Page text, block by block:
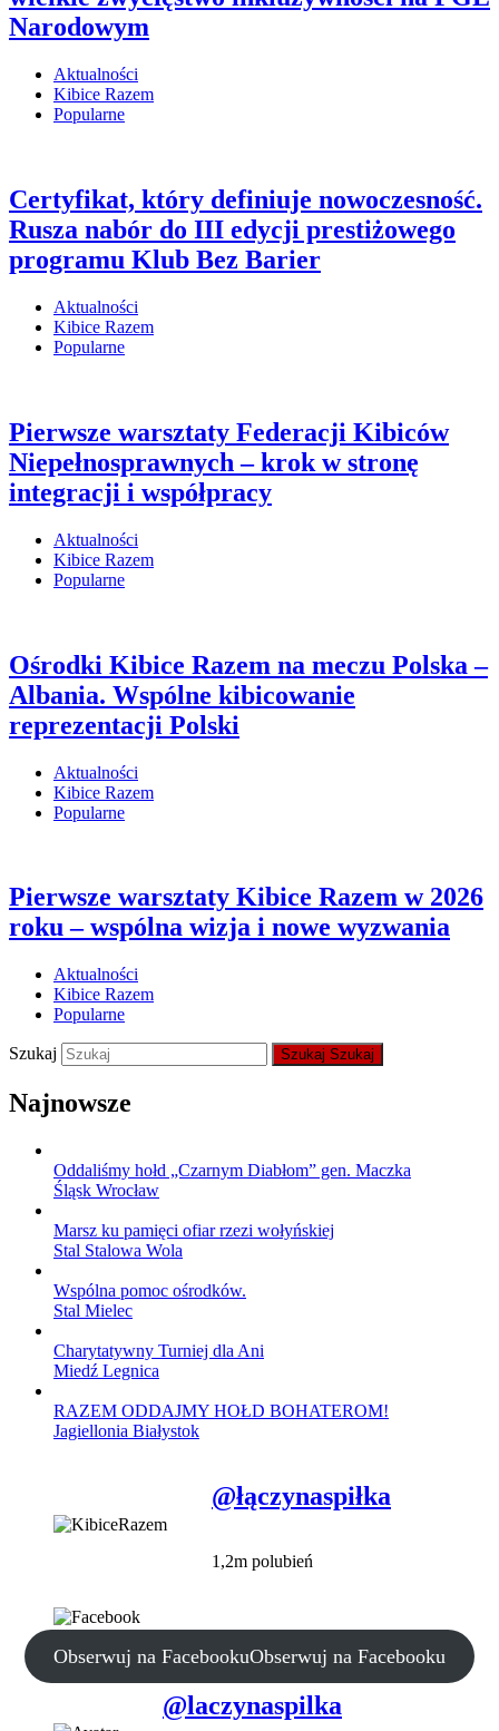
Narodowym
Aktualności
Kibice Razem
Popularne
Certyfikat, który definiuje nowoczesność.
Rusza nabór do III edycji prestiżowego
programu Klub Bez Barier
Aktualności
Kibice Razem
Popularne
Pierwsze warsztaty Federacji Kibiców
Niepełnosprawnych – krok w stronę
integracji i współpracy
Aktualności
Kibice Razem
Popularne
Ośrodki Kibice Razem na meczu Polska –
Albania. Wspólne kibicowanie
reprezentacji Polski
Aktualności
Kibice Razem
Popularne
Pierwsze warsztaty Kibice Razem w 2026
roku – wspólna wizja i nowe wyzwania
Aktualności
Kibice Razem
Popularne
Szukaj Szukaj Szukaj
Najnowsze
Oddaliśmy hołd „Czarnym Diabłom” gen. Maczka
Śląsk Wrocław
Marsz ku pamięci ofiar rzezi wołyńskiej
Stal Stalowa Wola
Wspólna pomoc ośrodków.
Stal Mielec
Charytatywny Turniej dla Ani
Miedź Legnica
RAZEM ODDAJMY HOŁD BOHATEROM!
Jagiellonia Białystok
@łączynaspiłka
1,2m polubień
Obserwuj na FacebookuObserwuj na Facebooku
@laczynaspilka